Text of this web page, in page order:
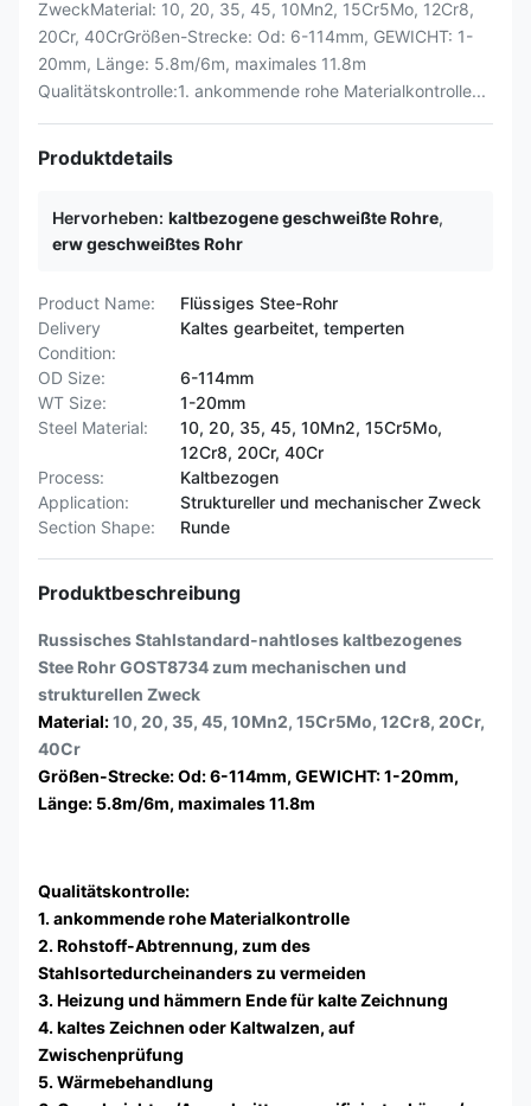
ZweckMaterial: 10, 20, 35, 45, 10Mn2, 15Cr5Mo, 12Cr8,
20Cr, 40CrGrößen-Strecke: Od: 6-114mm, GEWICHT: 1-
20mm, Länge: 5.8m/6m, maximales 11.8m
Qualitätskontrolle:1. ankommende rohe Materialkontrolle...
Produktdetails
Hervorheben: kaltbezogene geschweißte Rohre,
erw geschweißtes Rohr
Product Name:
Flüssiges Stee-Rohr
Delivery
Condition:
Kaltes gearbeitet, temperten
OD Size:
6-114mm
WT Size:
1-20mm
Steel Material:
10, 20, 35, 45, 10Mn2, 15Cr5Mo,
12Cr8, 20Cr, 40Cr
Process:
Kaltbezogen
Application:
Struktureller und mechanischer Zweck
Section Shape:
Runde
Produktbeschreibung
Russisches Stahlstandard-nahtloses kaltbezogenes
Stee Rohr GOST8734 zum mechanischen und
strukturellen Zweck
Material:10, 20, 35, 45, 10Mn2, 15Cr5Mo, 12Cr8, 20Cr,
40Cr
Größen-Strecke: Od: 6-114mm, GEWICHT: 1-20mm,
Länge: 5.8m/6m, maximales 11.8m
Qualitätskontrolle:
1. ankommende rohe Materialkontrolle
2. Rohstoff-Abtrennung, zum des
Stahlsortedurcheinanders zu vermeiden
3. Heizung und hämmern Ende für kalte Zeichnung
4. kaltes Zeichnen oder Kaltwalzen, auf
Zwischenprüfung
5. Wärmebehandlung